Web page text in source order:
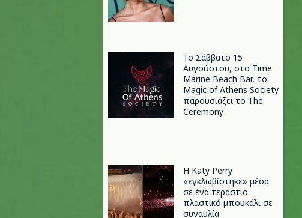
Το Σάββατο 15
Αυγούστου, στο Time
Marine Beach Bar, το
Magic of Athens Society
παρουσιάζει το The
Ceremony
H Katy Perry
«εγκλωβίστηκε» μέσα
σε ένα τεράστιο
πλαστικό μπουκάλι σε
συναυλία